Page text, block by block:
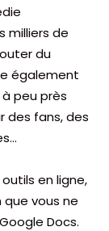
milliers de
du
également
peu près
des fans, des
en ligne,
vous ne
Docs.